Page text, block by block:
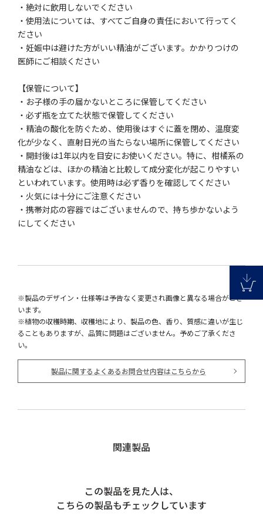
・絶対に飲用しないでください
・使用法については、すべてご自身の責任において行ってく
ださい
・妊娠中は避けた方がいい精油がございます。かかりつけの
医師にご相談ください
【保管について】
・お子様の手の届かないところに保管してください
・必ず瓶を立てた状態で保管してください
・精油の酸化を防ぐため、使用後はすぐに蓋を閉め、温度変
化が少なく、直射日光の当たらない場所に保管してください
・開封後は1年以内を目安にお使いください。特に、柑橘系の
精油などは、ほかの精油と比較して成分変化が起こりやすい
といわれています。使用時は必ず香りを確認してください
・火気には十分にご注意ください
・携帯対応の容器ではございませんので、持ち歩かないよう
にしてください
※製品のデザイン・仕様等は予告なく変更され画像と異なる場合がござ
います。
※植物の収穫時期、収穫地により、製品の色、香り、質感に違いが生じ
ることもありますが、品質に問題はございません。予めご了承くださ
い。
製品に関するよくあるお問合せ内容はこちらから
関連製品
この製品を見た人は、
こちらの製品もチェックしています